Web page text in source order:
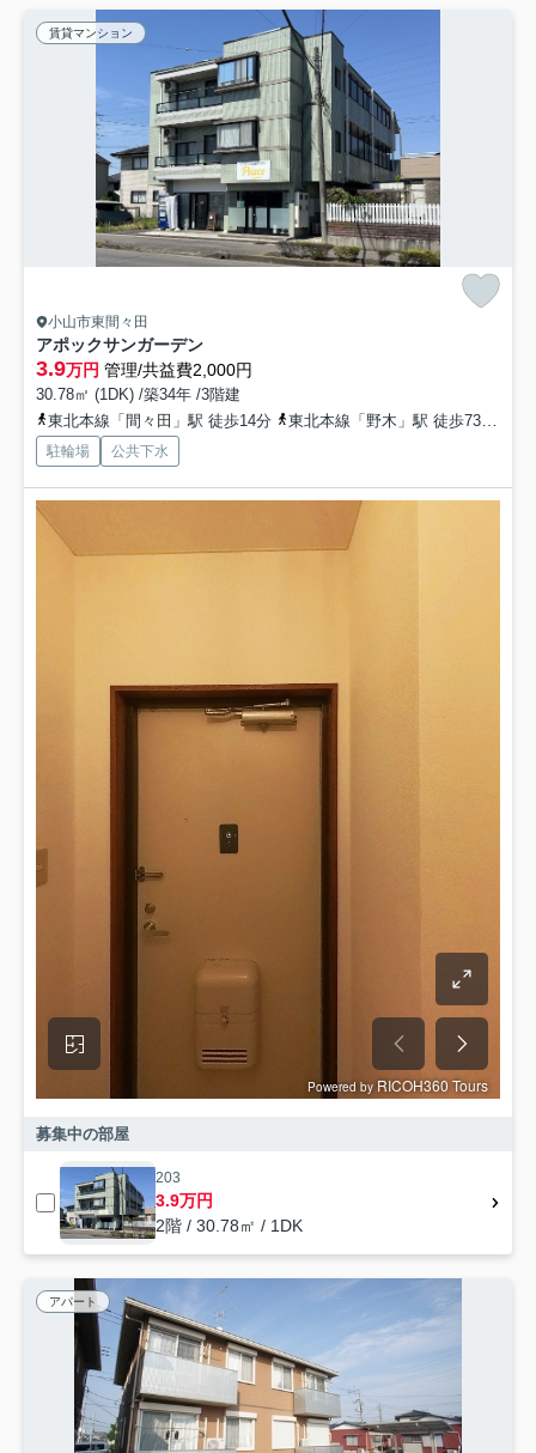
賃貸マンション
小山市東間々田
アポックサンガーデン
3.9万円 管理/共益費2,000円
30.78㎡ (1DK) /築34年 /3階建
東北本線「間々田」駅 徒歩14分
東北本線「野木」駅 徒歩73分
駐輪場 公共下水
募集中の部屋
203
3.9万円
2階 / 30.78㎡ / 1DK
アパート